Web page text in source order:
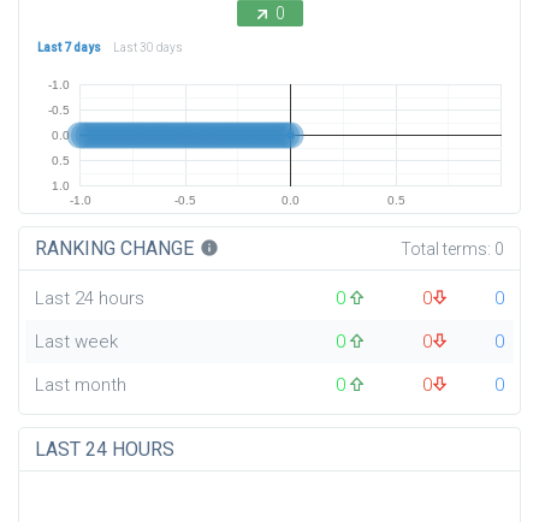
0
Last 7 days Last 30 days
-1.0 -0.5 0.0 0.5
-1.0
-0.5
0.0
0.5
1.0
RANKING CHANGE info Total terms: 0
Last 24 hours 0 0
0
Last week
0 0
0
Last month
0 0 0
LAST 24 HOURS